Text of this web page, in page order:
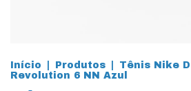
Início Produtos
Tênis Nike
Revolution 6 NN Azul